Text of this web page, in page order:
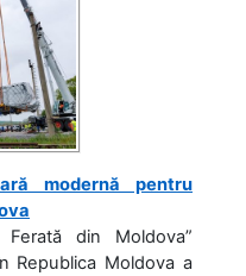
modernă pentru
din Moldova”
Republica Moldova a